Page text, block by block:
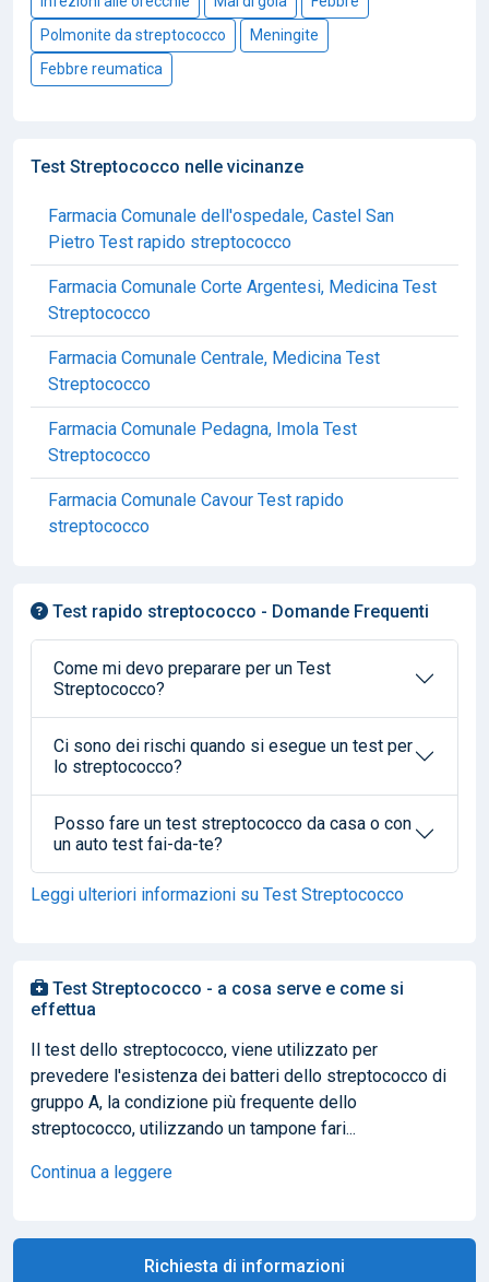
Polmonite da streptococco
Meningite
Febbre reumatica
Test Streptococco nelle vicinanze
Farmacia Comunale dell'ospedale, Castel San
Pietro Test rapido streptococco
Farmacia Comunale Corte Argentesi, Medicina Test
Streptococco
Farmacia Comunale Centrale, Medicina Test
Streptococco
Farmacia Comunale Pedagna, Imola Test
Streptococco
Farmacia Comunale Cavour Test rapido
streptococco
Test rapido streptococco - Domande Frequenti
Come mi devo preparare per un Test
Streptococco?
Ci sono dei rischi quando si esegue un test per
lo streptococco?
Posso fare un test streptococco da casa o con
un auto test fai-da-te?
Leggi ulteriori informazioni su Test Streptococco
Test Streptococco - a cosa serve e come si
effettua
Il test dello streptococco, viene utilizzato per
prevedere l'esistenza dei batteri dello streptococco di
gruppo A, la condizione più frequente dello
streptococco, utilizzando un tampone fari...
Continua a leggere
Richiesta di informazioni